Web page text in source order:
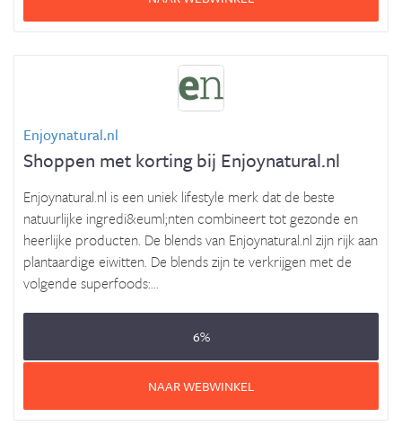
Enjoynatural.nl
Shoppen met korting bij Enjoynatural.nl
Enjoynatural.nl is een uniek lifestyle merk dat de beste
natuurlijke ingredi&euml;nten combineert tot gezonde en
heerlijke producten. De blends van Enjoynatural.nl zijn rijk aan
plantaardige eiwitten. De blends zijn te verkrijgen met de
volgende superfoods:...
6%
NAAR WEBWINKEL